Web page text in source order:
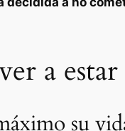
a
su